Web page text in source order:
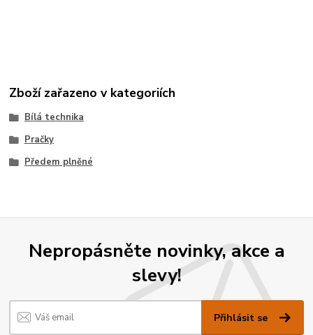
Zboží zařazeno v kategoriích
Bílá technika
Pračky
Předem plněné
Nepropásněte novinky, akce a
slevy!
Přihlásit se